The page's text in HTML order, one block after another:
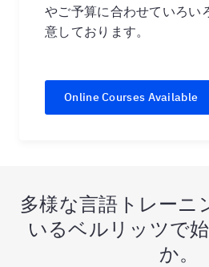
やご予算に合わせていろい
意しております。
Online Courses Available
多様な言語トレーニ
いるベルリッツで
か。